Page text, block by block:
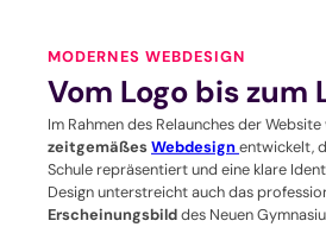
MODERNES WEBDESIGN
Vom Logo bis zum
Im Rahmen des Relaunches der
zeitgemäßes Webdesignentwickelt,
Schule repräsentiert und eine klare
Design unterstreicht auch das
Erscheinungsbilddes Neuen